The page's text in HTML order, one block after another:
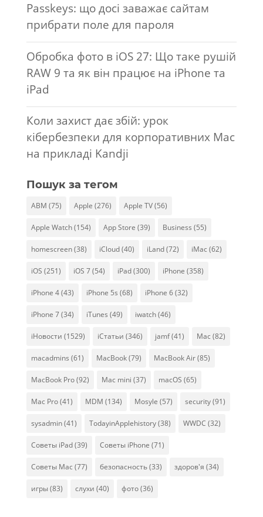
Passkeys: що досі заважає сайтам
прибрати поле для пароля
Обробка фото в iOS 27: Що таке рушій
RAW 9 та як він працює на iPhone та
iPad
Коли захист дає збій: урок
кібербезпеки для корпоративних Mac
на прикладі Kandji
Пошук за тегом
ABM (75) Apple (276) Apple TV(56)
Apple Watch(154) App Store (39) Business (55)
homescreen(38) iCloud(40) iLand(72) iMac (62)
iOS (251) iOS 7(54) iPad(300) iPhone (358)
iPhone 4(43) iPhone 5s (68) iPhone 6(32)
iPhone 7(34) iTunes (49) iwatch(46)
iНовости (1529) iСтатьи (346) jamf(41) Mac (82)
macadmins (61) MacBook(79) MacBook Air(85)
MacBook Pro(92) Mac mini (37) macOS (65)
Mac Pro(41) MDM (134) Mosyle (57) security(91)
sysadmin(41) TodayinApplehistory(38) WWDC (32)
Советы iPad(39) Советы iPhone (71)
Советы Mac (77) безопасность(33) здоров'я (34)
игры(83) слухи (40) фото(36)